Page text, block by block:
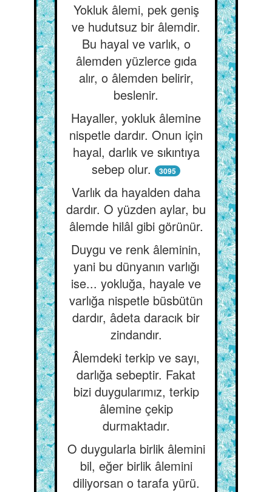
Yokluk âlemi, pek geniş
ve hudutsuz bir âlemdir.
Bu hayal ve varlık, o
âlemden yüzlerce gıda
alır, o âlemden belirir,
beslenir.
Hayaller, yokluk âlemine
nispetle dardır. Onun için
hayal, darlık ve sıkıntıya
sebep olur.
3095
Varlık da hayalden daha
dardır. O yüzden aylar, bu
âlemde hilâl gibi görünür.
Duygu ve renk âleminin,
yani bu dünyanın varlığı
ise... yokluğa, hayale ve
varlığa nispetle büsbütün
dardır, âdeta daracık bir
zindandır.
Âlemdeki terkip ve sayı,
darlığa sebeptir. Fakat
bizi duygularımız, terkip
âlemine çekip
durmaktadır.
O duygularla birlik âlemini
bil, eğer birlik âlemini
diliyorsan o tarafa yürü.